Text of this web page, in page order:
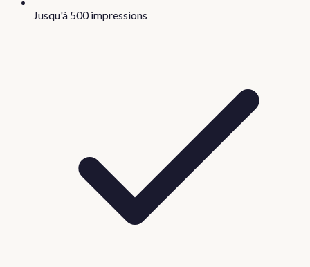
Jusqu'à 500 impressions